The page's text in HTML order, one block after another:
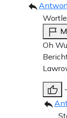
Oh